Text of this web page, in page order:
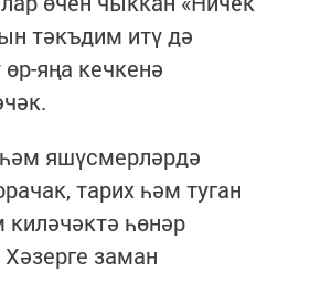
тәкъдим итү дә
яңа кечкенә
яшүсмерләрдә
тарих һәм туган
һөнәр
заман